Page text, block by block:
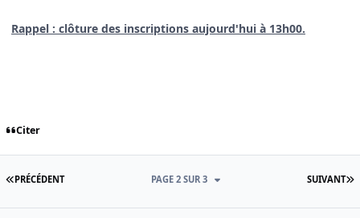
Rappel : clôture des inscriptions aujourd'hui à 13h00.
Citer
PREMIÈRE PAGE
PRÉCÉDENT SUIVANT
PAGE 2 SUR 3